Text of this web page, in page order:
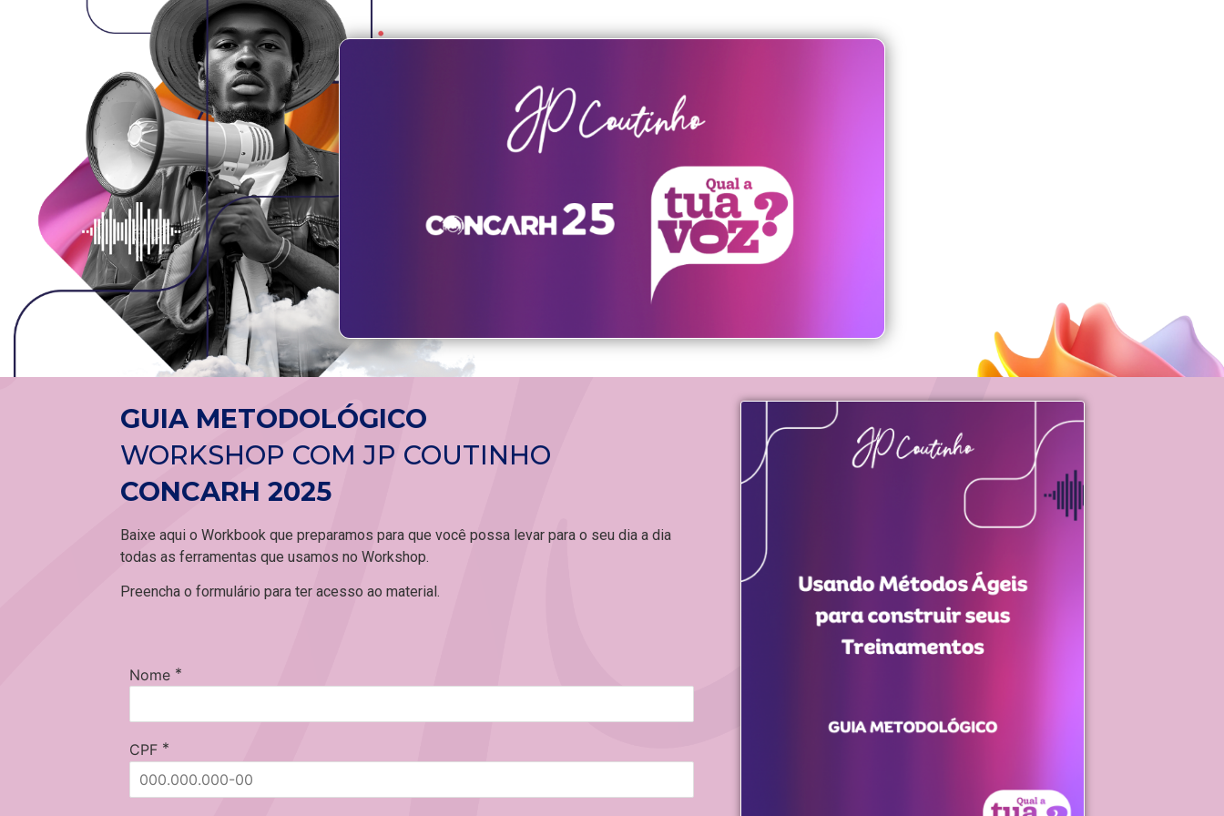
GUIA METODOLÓGICO
WORKSHOP COM JP COUTINHO
CONCARH 2025
Baixe aqui o Workbook que preparamos para que você possa levar para o seu dia a dia
todas as ferramentas que usamos no Workshop.
Preencha o formulário para ter acesso ao material.
Nome *
CPF *